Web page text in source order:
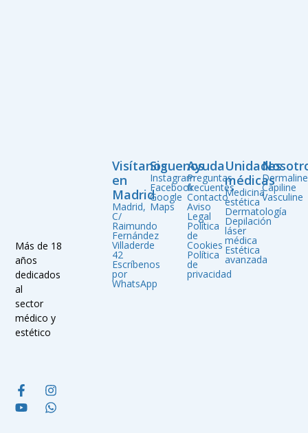
Más de 18
años
dedicados
al
sector
médico y
estético
Dermaline
Capiline
Vasculine
Unidades
médicas
Medicina
estética
Dermatología
Depilación
láser
médica
Estética
avanzada
Ayuda
Preguntas
frecuentes
Contacto
Aviso
Legal
Política
de
Cookies
Política
de
privacidad
Siguenos
Instagram
Facebook
Google
Maps
Visítanos
en
Madrid
Madrid,
C/
Raimundo
Fernández
Villaderde
42
Escríbenos
por
WhatsApp